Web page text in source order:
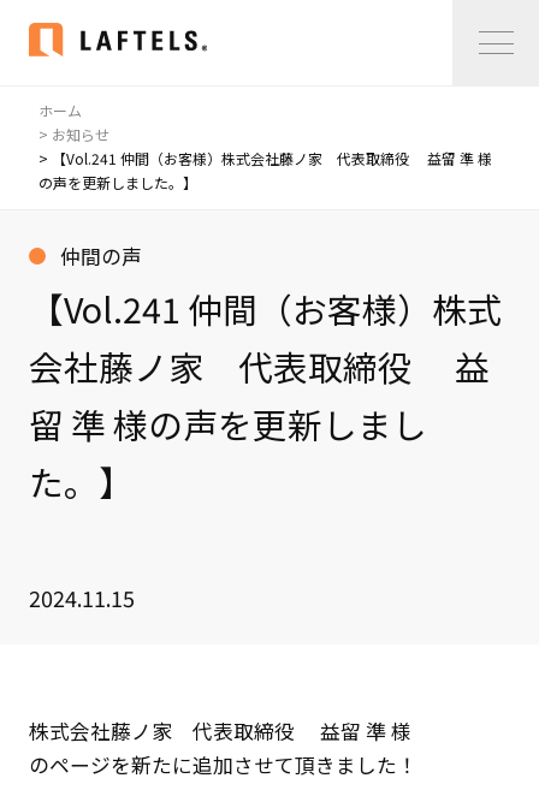
Home
私たちについて
私たちについて
コンサルタント紹介
会社概要
サービス紹介
サービス紹介
事例紹介
ニュース
ホーム
> お知らせ
> 【Vol.241 仲間（お客様）株式会社藤ノ家 代表取締役 益留 準 様
の声を更新しました。】
仲間の声
【Vol.241 仲間（お客様）株式
会社藤ノ家 代表取締役 益
留 準 様の声を更新しまし
た。】
2024.11.15
株式会社藤ノ家 代表取締役 益留 準 様
のページを新たに追加させて頂きました！